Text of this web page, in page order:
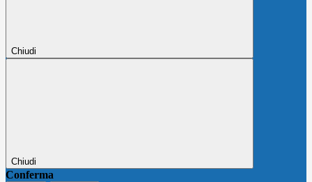
Chiudi
Chiudi
Conferma